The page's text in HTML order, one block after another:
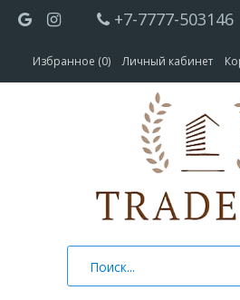
+7-7777-503146
Избранное (0) Личный кабинет